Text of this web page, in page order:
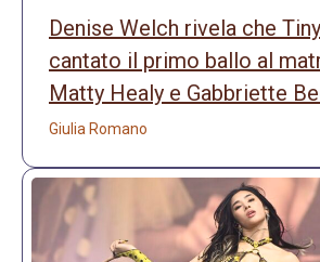
Denise Welch rivela che
cantato il primo ballo al
Matty Healy e Gabbriette
Giulia Romano